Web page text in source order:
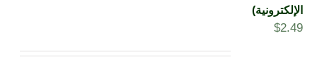
الإلكترونية)
$2.49